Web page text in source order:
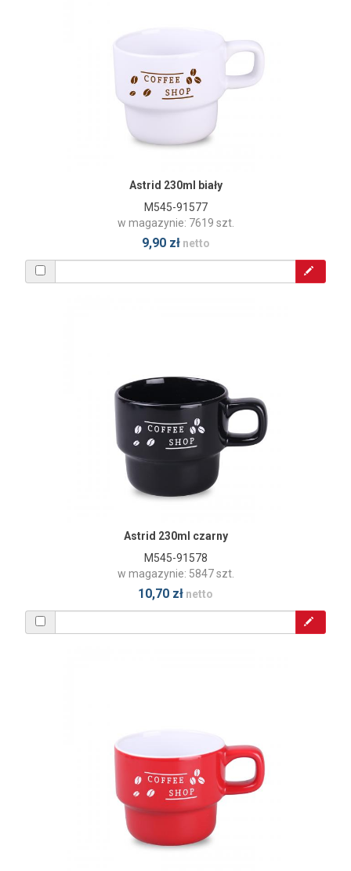
Astrid 230ml biały
M545-91577
w magazynie: 7619 szt.
9,90 złnetto
Astrid 230ml czarny
M545-91578
w magazynie: 5847 szt.
10,70 zł netto